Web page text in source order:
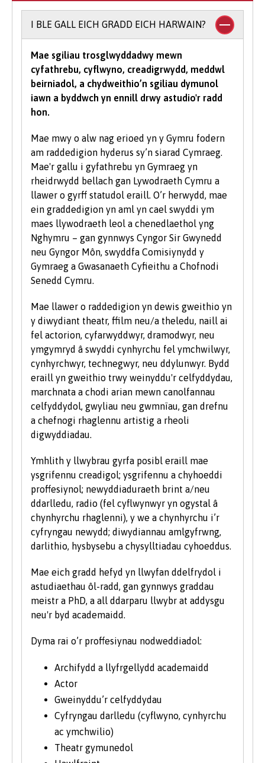
gymwysterau Lefel 3 amgen (gweler y cyrsiau
unigol am ragor o wybodaeth am gymwysterau
a dderbynnir).
I astudio cwrs gradd mae’n rhaid i chi gael
isafswm o bwyntiau tariff UCAS, gyda rhai
cyrsiau yn gofyn am raddau mewn pynciau
penodol. Yn dibynnu ar yr hyn yr hoffech ei
ychwanegol yn cael eu gosod - bydd y rhain
wedi eu nodi'n glir yn y gofynion mynediad
cwrs-benodol. Am eglurhad manwl o bwyntiau
tariff UCAS, ewch iwww.ucas.com.
Mae angen i bob myfyriwr feddu ar sgiliau
sylfaenol da ac mae'r Brifysgol hefyd yn gweld
gwerth mewn sgiliau TG a chyfathrebu.
Rydym yn derbyn myfyrwyr â phob math o
gymwysterau, profiadau a chefndiroedd ac yn
ystyried pob cais yn unigol. Fel rhan o bolisi’r
Brifysgol, rydym yn ystyried ceisiadau gan
ddarpar fyfyrwyr anabl ar yr un sail â phob
myfyriwr arall.
Rydym hefyd yn ystyried ceisiadau gan
ddysgwyr hŷn sydd â chymwysterau ansafonol
a/neu brofiad gwaith a all ddangos y
cymhelliant a'r ymrwymiad i astudio ar raglen
prifysgol. Rydym yn cofrestru nifer sylweddol o
fyfyrwyr hŷn bob blwyddyn. I gael rhagor o
wybodaeth am astudio fel myfyriwr hŷn, ewch
i’n hadran Astudio ym Mangor ar y wefan.
I BLE GALL EICH GRADD EICH HARWAIN?
Mae sgiliau trosglwyddadwy mewn
cyfathrebu, cyflwyno, creadigrwydd, meddwl
beirniadol, a chydweithio’n sgiliau dymunol
iawn a byddwch yn ennill drwy astudio'r radd
hon.
Mae mwy o alw nag erioed yn y Gymru fodern
am raddedigion hyderus sy’n siarad Cymraeg.
Mae'r gallu i gyfathrebu yn Gymraeg yn
rheidrwydd bellach gan Lywodraeth Cymru a
llawer o gyrff statudol eraill. O’r herwydd, mae
ein graddedigion yn aml yn cael swyddi ym
maes llywodraeth leol a chenedlaethol yng
Nghymru – gan gynnwys Cyngor Sir Gwynedd
neu Gyngor Môn, swyddfa Comisiynydd y
Gymraeg a Gwasanaeth Cyfieithu a Chofnodi
Senedd Cymru.
Mae llawer o raddedigion yn dewis gweithio yn
y diwydiant theatr, ffilm neu/a theledu, naill ai
fel actorion, cyfarwyddwyr, dramodwyr, neu
ymgymryd â swyddi cynhyrchu fel ymchwilwyr,
cynhyrchwyr, technegwyr, neu ddylunwyr. Bydd
eraill yn gweithio trwy weinyddu'r celfyddydau,
marchnata a chodi arian mewn canolfannau
celfyddydol, gwyliau neu gwmnïau, gan drefnu
a chefnogi rhaglennu artistig a rheoli
digwyddiadau.
Ymhlith y llwybrau gyrfa posibl eraill mae
ysgrifennu creadigol; ysgrifennu a chyhoeddi
proffesiynol; newyddiaduraeth brint a/neu
ddarlledu, radio (fel cyflwynwyr yn ogystal â
chynhyrchu rhaglenni), y we a chynhyrchu i’r
cyfryngau newydd; diwydiannau amlgyfrwng,
darlithio, hysbysebu a chysylltiadau cyhoeddus.
Mae eich gradd hefyd yn llwyfan ddelfrydol i
astudiaethau ôl-radd, gan gynnwys graddau
meistr a PhD, a all ddarparu llwybr at addysgu
neu'r byd academaidd.
Dyma rai o’r proffesiynau nodweddiadol:
Archifydd a llyfrgellydd academaidd
Actor
Gweinyddu’r celfyddydau
Cyfryngau darlledu (cyflwyno, cynhyrchu
ac ymchwilio)
Theatr gymunedol